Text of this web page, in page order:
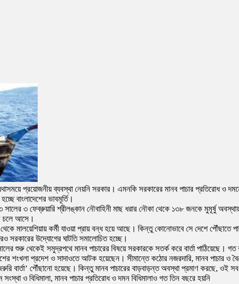
প্রয়োজনীয় ব্যবস্থা নেয়নি সরকার। এমনকি সরকারের মানব পাচার প্রতিরোধ ও
বাংলাদেশের ভাবমূর্তি।
৩ ফেব্রুয়ারি শ্রীলঙ্কান নৌবাহিনী মাছ ধরার নৌকা থেকে ১৩৮ জনকে মুমূর্ষু
চলে আসে।
মালয়েশিয়ায় কর্মী যাওয়া প্রায় বন্ধ হয়ে আছে। কিন্তু কোনোভাবে সে দেশে পৌঁছাতে
সরকারের উদ্যোগের ঘাটতি সমালোচিত হচ্ছে।
শুরু থেকেই সমুদ্রপথে মানব পাচারের বিষয়ে সরকারকে সতর্ক করে বার্তা পাঠিয়েছে।
শংখলা প্রদেশ ও সাদাওতে আটক হয়েছেন। সীমান্তে কঠোর নজরদারি, মানব পাচার ও
বার্তা’ পৌঁছানো হয়েছে। কিন্তু মানব পাচারের বাড়বাড়ন্ত অবস্থা প্রমাণ করছে, ওই
ও বিধিমালা, মানব পাচার প্রতিরোধ ও দমন বিধিমালাও গত তিন বছরে হয়নি